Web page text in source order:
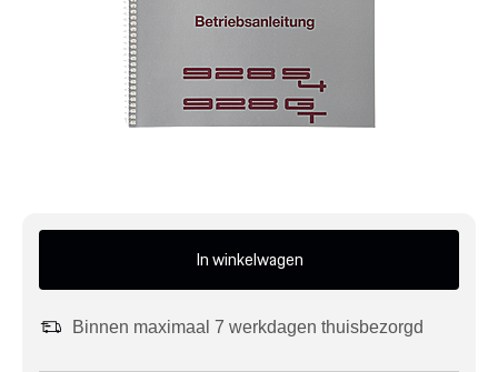
Klantenservice
Meer Porsche
In winkelwagen
Binnen maximaal 7 werkdagen thuisbezorgd